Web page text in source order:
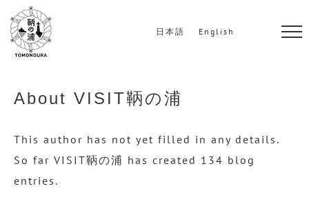
About VISIT鞆の浦
This author has not yet filled in any details.
So far VISIT鞆の浦 has created 134 blog
entries.
日本語 English